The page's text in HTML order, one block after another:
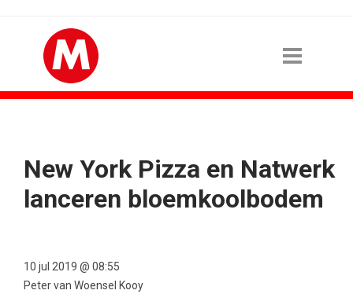
New York Pizza en Natwerk
lanceren bloemkoolbodem
10 jul 2019 @ 08:55
Peter van Woensel Kooy